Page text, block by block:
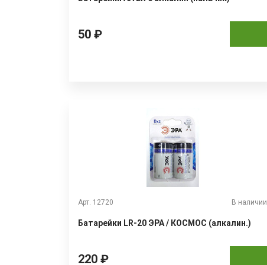
50 ₽
Арт. 12720 В наличии
Батарейки LR-20 ЭРА / КОСМОС (алкалин.)
220 ₽